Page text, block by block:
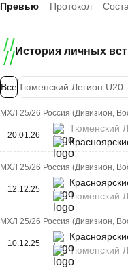
Превью Протокол
История личных
ВсеТюменский Легион U20
МХЛ 25/26 Россия (Дивизион,
20.01.26
Тюменский
МХЛ 25/26 Россия (Дивизион,
12.12.25
Тюменский
МХЛ 25/26 Россия (Дивизион,
10.12.25
Тюменский